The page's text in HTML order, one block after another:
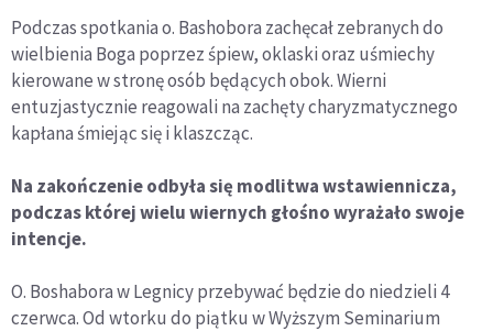
Podczas spotkania o. Bashobora zachęcał zebranych do
wielbienia Boga poprzez śpiew, oklaski oraz uśmiechy
kierowane w stronę osób będących obok. Wierni
entuzjastycznie reagowali na zachęty charyzmatycznego
kapłana śmiejąc się i klaszcząc.
Na zakończenie odbyła się modlitwa wstawiennicza,
podczas której wielu wiernych głośno wyrażało swoje
intencje.
O. Boshabora w Legnicy przebywać będzie do niedzieli 4
czerwca. Od wtorku do piątku w Wyższym Seminarium